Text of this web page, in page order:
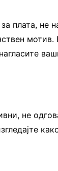
плата, не
мотив.
не